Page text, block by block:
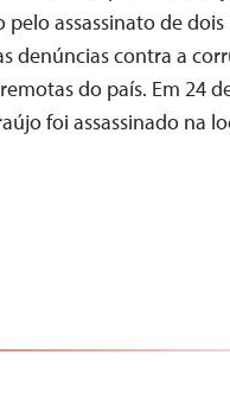
pelo assassinato de
denúncias contra a
do país. Em 24
foi assassinado na